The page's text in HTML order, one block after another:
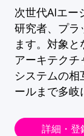
次世代AIエー
研究者、プラ
ます。対象
アーキテクチ
システムの
ールまで多岐
詳細・登